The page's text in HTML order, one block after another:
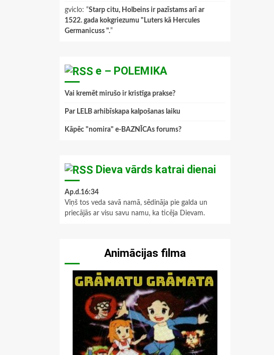
gviclo: “Starp citu, Holbeins ir pazīstams arī ar
1522. gada kokgriezumu "Luters kā Hercules
Germanicuss ".”
e – POLEMIKA
Vai kremēt mirušo ir kristīga prakse?
Par LELB arhibīskapa kalpošanas laiku
Kāpēc "nomira" e-BAZNĪCAs forums?
Dieva vārds katrai dienai
Ap.d.16:34
Viņš tos veda savā namā, sēdināja pie galda un
priecājās ar visu savu namu, ka ticēja Dievam.
Animācijas filma